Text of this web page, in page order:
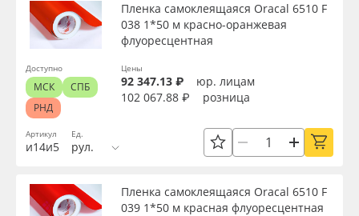
Серия
Назначение
Особые свойства
Артикул
и14и5
Пленка самоклеящаяся Oracal 6510 F
038 1*50 м красно-оранжевая
флуоресцентная
Ед.
рул.
Цены
92 347.13 ₽
юр. лицам
102 067.88 ₽
розница
Доступно
МСК
СПБ
РНД
Пленка самоклеящаяся Oracal 6510 F
039 1*50 м красная флуоресцентная